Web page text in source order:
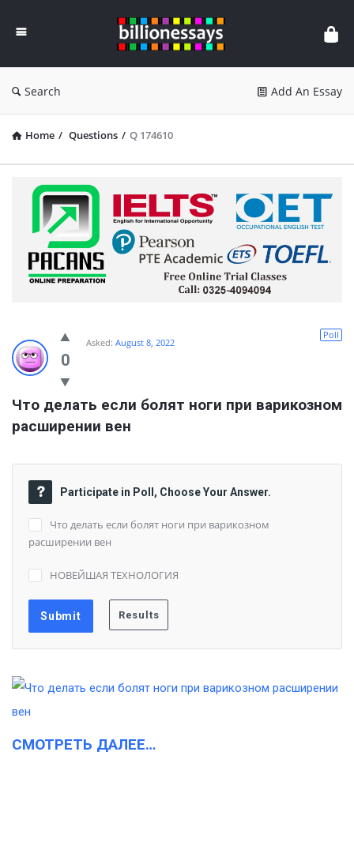
Essays
Search Add An Essay
Home / Questions / Q 174610
0
Poll
Asked: August 8, 2022
Что делать если болят ноги при варикозном
расширении вен
Participate in Poll, Choose Your Answer.
Что делать если болят ноги при варикозном
расширении вен
НОВЕЙШАЯ ТЕХНОЛОГИЯ
СМОТРЕТЬ ДАЛЕЕ…